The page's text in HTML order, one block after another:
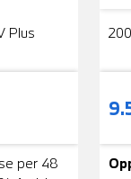
Plus
per 48